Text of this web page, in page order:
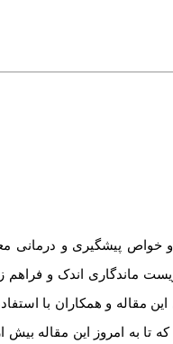
خواص پیشگیری و درمانی
ماندگاری اندک و فراهم
مورد توجه محققان بوده است. در سال 2011 نویسنده مسئول این